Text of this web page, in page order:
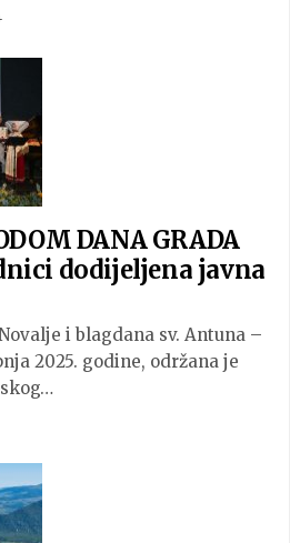
DANA GRADA
dodijeljena javna
i blagdana sv. Antuna –
2025. godine, održana je